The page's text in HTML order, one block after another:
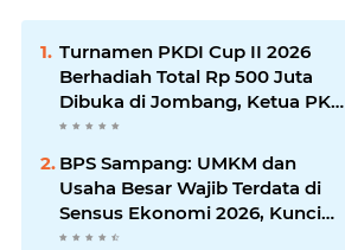
Turnamen PKDI Cup II 2026
Berhadiah Total Rp 500 Juta
Dibuka di Jombang, Ketua PKDI
Jatim Syaifullah Mahdi: Ajang
Komunikasi Antar-Kades untuk
Memajukan Desa
BPS Sampang: UMKM dan
Usaha Besar Wajib Terdata di
Sensus Ekonomi 2026, Kunci
Kebijakan Tepat Sasaran